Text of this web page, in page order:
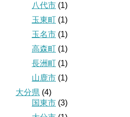
八代市 (1)
玉東町 (1)
玉名市 (1)
高森町 (1)
長洲町 (1)
山鹿市 (1)
大分県 (4)
国東市 (3)